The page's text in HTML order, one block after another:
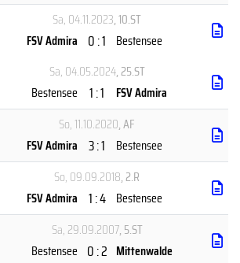
Sa, 04.11.2023, 10.ST
FSV Admira 0 : 1 Bestensee
Sa, 04.05.2024, 25.ST
Bestensee
1 : 1 FSV Admira
So, 11.10.2020, AF
FSV Admira 3 : 1 Bestensee
So, 09.09.2018, 2.R
FSV Admira 1 : 4 Bestensee
Sa, 29.09.2007, 5.ST
Bestensee 0 : 2 Mittenwalde